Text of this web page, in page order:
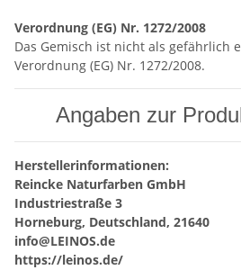
Verordnung (EG) Nr. 1272/2008
Das Gemisch ist nicht als gefährlich
Verordnung (EG) Nr. 1272/2008.
Angaben zur
Herstellerinformationen:
Reincke Naturfarben GmbH
Industriestraße 3
Horneburg, Deutschland, 21640
info@LEINOS.de
https://leinos.de/